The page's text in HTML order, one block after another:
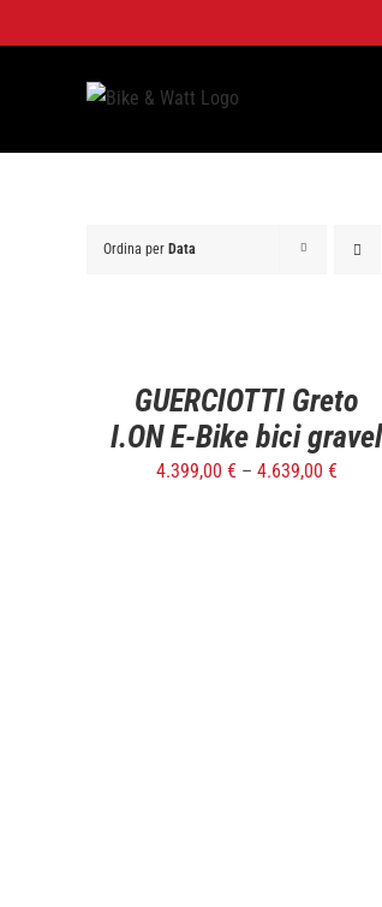
al
Ordina per Data
GUERCIOTTI Greto
I.ON E-Bike bici gravel
4.399,00 € – 4.639,00 €